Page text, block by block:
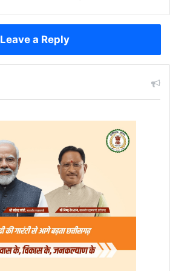
Leave a Reply